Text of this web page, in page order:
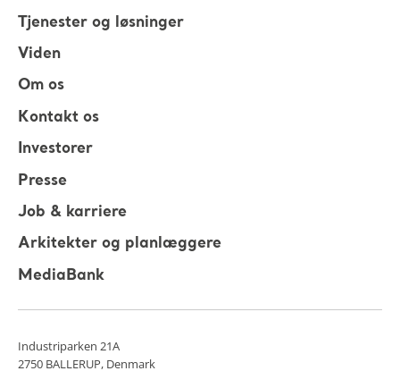
Tjenester og løsninger
Viden
Om os
Kontakt os
Investorer
Presse
Job & karriere
Arkitekter og planlæggere
MediaBank
Industriparken 21A
2750 BALLERUP, Denmark